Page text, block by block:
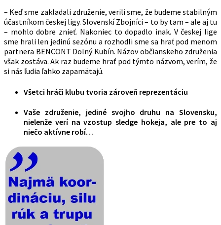
– Keď sme zakladali združenie, verili sme, že budeme stabilným
účastníkom českej ligy. Slovenskí Zbojníci – to by tam – ale aj tu
– mohlo dobre znieť. Nakoniec to dopadlo inak. V českej lige
sme hrali len jedinú sezónu a rozhodli sme sa hrať pod menom
partnera BENCONT Dolný Kubín. Názov občianskeho združenia
však zostáva. Ak raz budeme hrať pod týmto názvom, verím, že
si nás ľudia ľahko zapamätajú.
Všetci hráči klubu tvoria zároveň reprezentáciu
Vaše združenie, jediné svojho druhu na Slovensku,
nielenže verí na vzostup sledge hokeja, ale pre to aj
niečo aktívne robí…